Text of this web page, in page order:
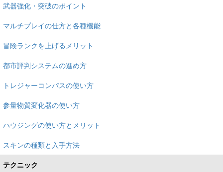
武器強化・突破のポイント
マルチプレイの仕方と各種機能
冒険ランクを上げるメリット
都市評判システムの進め方
トレジャーコンパスの使い方
参量物質変化器の使い方
ハウジングの使い方とメリット
スキンの種類と入手方法
テクニック